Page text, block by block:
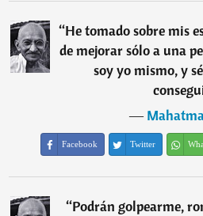
“He tomado sobre mis
de mejorar sólo a una
soy yo mismo, y
―
Facebook Twitter
“Podrán golpearme,